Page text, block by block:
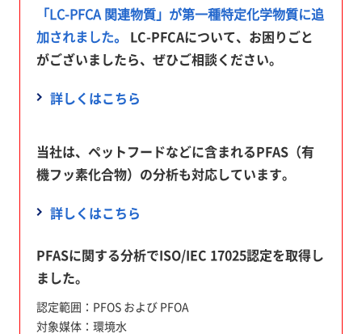
「LC-PFCA 関連物質」が第一種特定化学物質に追
加されました。
LC-PFCAについて、お困りごと
がございましたら、ぜひご相談ください。
詳しくはこちら
当社は、ペットフードなどに含まれるPFAS（有
機フッ素化合物）の分析も対応しています。
詳しくはこちら
PFASに関する分析でISO/IEC 17025認定を取得し
ました。
認定範囲：PFOS および PFOA
対象媒体：環境水